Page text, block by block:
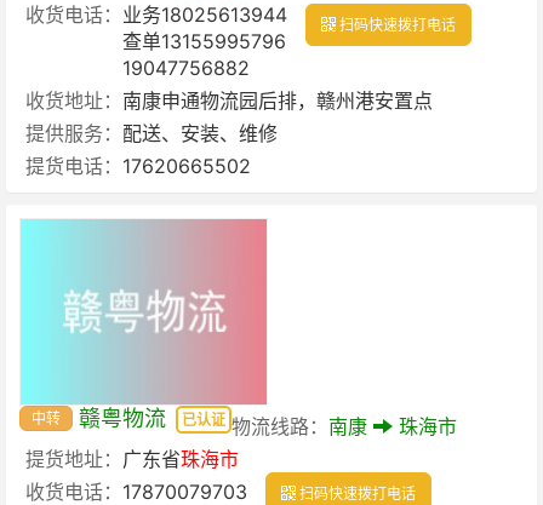
收货电话： 业务18025613944
查单13155995796
19047756882
扫码快速拨打电话
收货地址： 南康申通物流园后排，赣州港安置点
提供服务： 配送、安装、维修
提货电话： 17620665502
中转 赣粤物流 已认证 物流线路： 南康
珠海市
提货地址： 广东省珠海市
收货电话： 17870079703 扫码快速拨打电话